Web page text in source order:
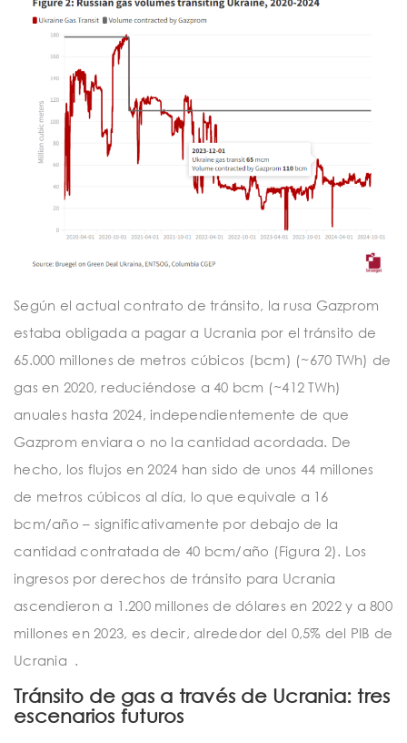
Según el actual contrato de tránsito, la rusa Gazprom
estaba obligada a pagar a Ucrania por el tránsito de
65.000 millones de metros cúbicos (bcm) (~670 TWh) de
gas en 2020, reduciéndose a 40 bcm (~412 TWh)
anuales hasta 2024, independientemente de que
Gazprom enviara o no la cantidad acordada. De
hecho, los flujos en 2024 han sido de unos 44 millones
de metros cúbicos al día, lo que equivale a 16
bcm/año – significativamente por debajo de la
cantidad contratada de 40 bcm/año (Figura 2). Los
ingresos por derechos de tránsito para Ucrania
ascendieron a 1.200 millones de dólares en 2022 y a 800
millones en 2023, es decir, alrededor del 0,5% del PIB de
Ucrania .
Tránsito de gas a través de Ucrania: tres
escenarios futuros